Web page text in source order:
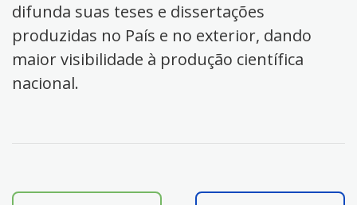
difunda suas teses e dissertações
produzidas no País e no exterior, dando
maior visibilidade à produção científica
nacional.